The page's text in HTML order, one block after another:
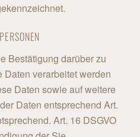
Bestätigung darüber zu
verarbeitet werden
Daten sowie auf weitere
Daten entsprechend Art.
Art. 16 DSGVO